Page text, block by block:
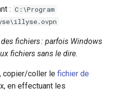
: C:\Program
fichiers : parfois Windows
fichiers sans le dire.
, copier/coller le fichier de
en effectuant les